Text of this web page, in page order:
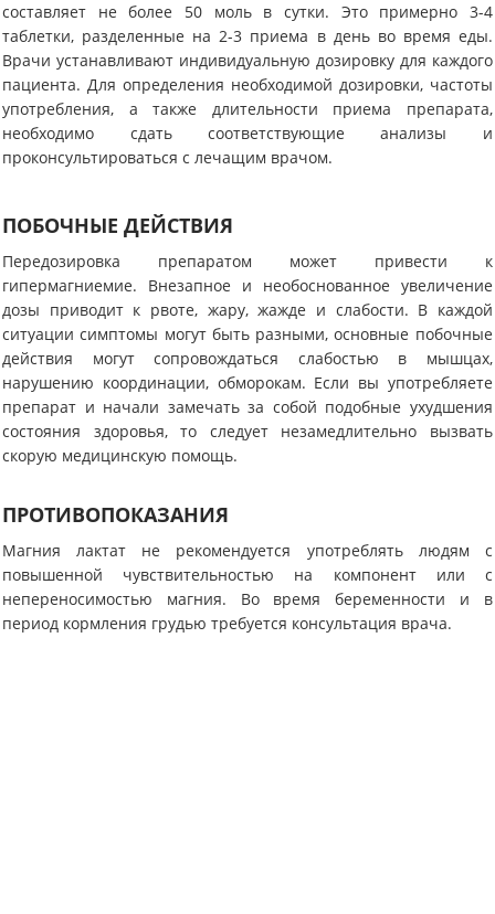
составляет не более 50 моль в сутки. Это примерно 3-4
таблетки, разделенные на 2-3 приема в день во время еды.
Врачи устанавливают индивидуальную дозировку для каждого
пациента. Для определения необходимой дозировки, частоты
употребления, а также длительности приема препарата,
необходимо сдать соответствующие анализы и
проконсультироваться с лечащим врачом.
ПОБОЧНЫЕ ДЕЙСТВИЯ
Передозировка препаратом может привести к
гипермагниемие. Внезапное и необоснованное увеличение
дозы приводит к рвоте, жару, жажде и слабости. В каждой
ситуации симптомы могут быть разными, основные побочные
действия могут сопровождаться слабостью в мышцах,
нарушению координации, обморокам. Если вы употребляете
препарат и начали замечать за собой подобные ухудшения
состояния здоровья, то следует незамедлительно вызвать
скорую медицинскую помощь.
ПРОТИВОПОКАЗАНИЯ
Магния лактат не рекомендуется употреблять людям с
повышенной чувствительностью на компонент или с
непереносимостью магния. Во время беременности и в
период кормления грудью требуется консультация врача.